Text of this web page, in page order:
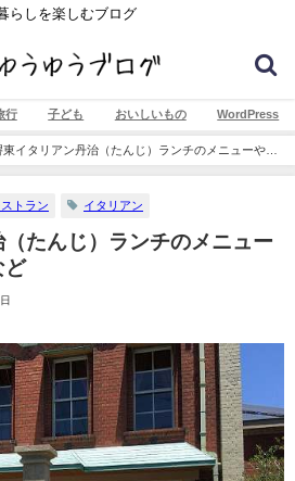
らしを楽しむブログ
行 子ども おいしいもの WordPress
東イタリアン丹治（たんじ）ランチのメニューやア
トラン イタリアン
たんじ）ランチのメニュー
ど